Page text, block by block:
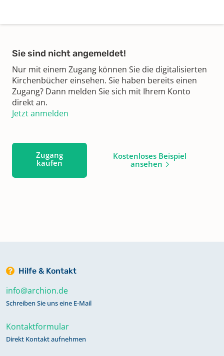
Sie sind nicht angemeldet!
Nur mit einem Zugang können Sie die digitalisierten
Kirchenbücher einsehen. Sie haben bereits einen
Zugang? Dann melden Sie sich mit Ihrem Konto
direkt an.
Jetzt anmelden
Zugang
kaufen
Kostenloses Beispiel
ansehen
Hilfe & Kontakt
info@archion.de
Schreiben Sie uns eine E-Mail
Kontaktformular
Direkt Kontakt aufnehmen